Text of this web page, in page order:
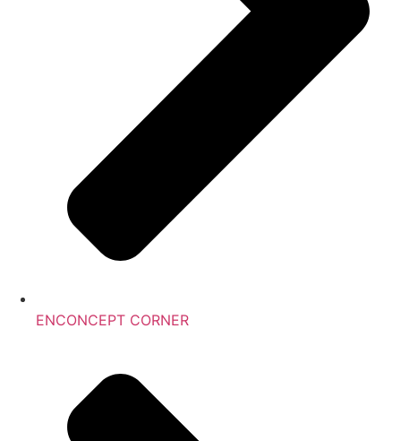
ENCONCEPT CORNER ​